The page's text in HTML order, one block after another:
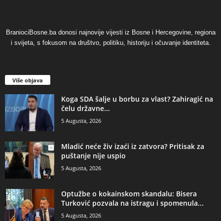
BraniociBosne.ba donosi najnovije vijesti iz Bosne i Hercegovine, regiona
i svijeta, s fokusom na društvo, politiku, historiju i očuvanje identiteta.
Više objava
​Koga SDA šalje u borbu za vlast? Zahiragić na
čelu državne...
5 Augusta, 2026
​Mladić neće živ izaći iz zatvora? Pritisak za
puštanje nije uspio
5 Augusta, 2026
​Optužbe o kokainskom skandalu: Bisera
Turković pozvala na istragu i spomenula...
5 Augusta, 2026